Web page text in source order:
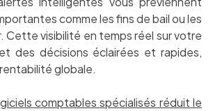
comme les fins de bail ou les
Cette visibilité en temps réel sur votre
des décisions éclairées et rapides,
globale.
comptables spécialisés réduit le